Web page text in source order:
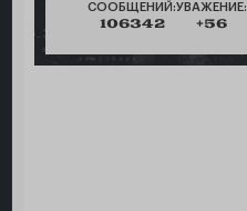
СООБЩЕНИЙ:
106342
УВАЖЕНИЕ:
+56